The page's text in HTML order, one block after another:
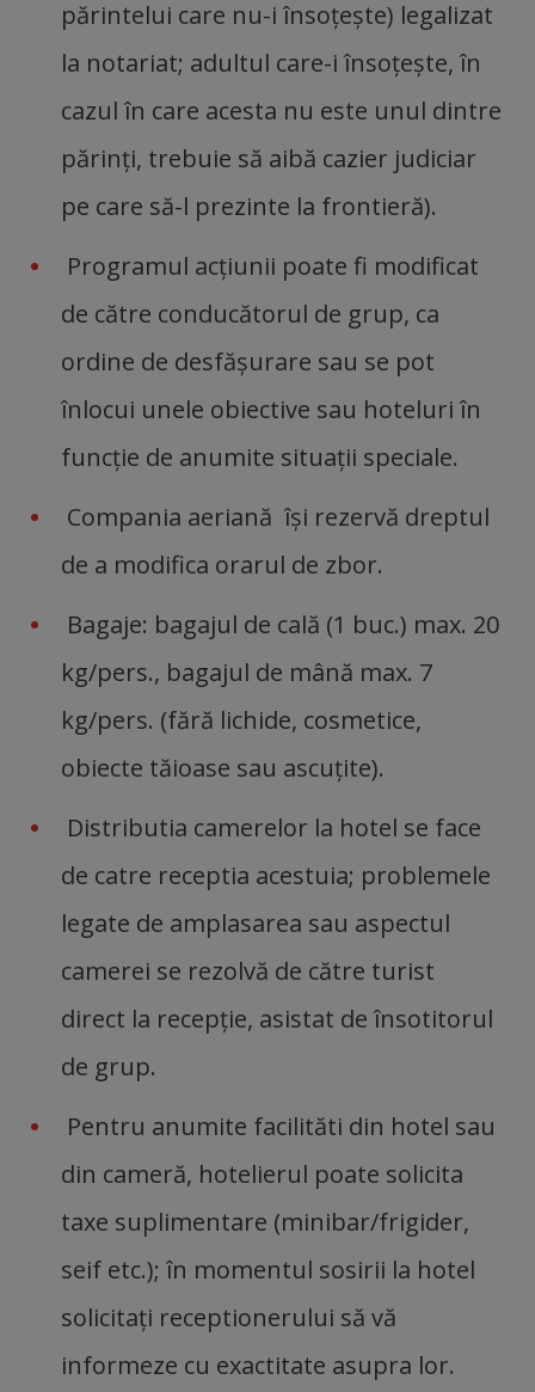
părintelui care nu-i însoţeşte) legalizat
la notariat; adultul care-i însoţeşte, în
cazul în care acesta nu este unul dintre
părinţi, trebuie să aibă cazier judiciar
pe care să-l prezinte la frontieră).
Programul acţiunii poate fi modificat
de către conducătorul de grup, ca
ordine de desfăşurare sau se pot
înlocui unele obiective sau hoteluri în
funcţie de anumite situaţii speciale.
Compania aeriană îşi rezervă dreptul
de a modifica orarul de zbor.
Bagaje: bagajul de cală (1 buc.) max. 20
kg/pers., bagajul de mână max. 7
kg/pers. (fără lichide, cosmetice,
obiecte tăioase sau ascuţite).
Distributia camerelor la hotel se face
de catre receptia acestuia; problemele
legate de amplasarea sau aspectul
camerei se rezolvă de către turist
direct la recepție, asistat de însotitorul
de grup.
Pentru anumite facilităti din hotel sau
din cameră, hotelierul poate solicita
taxe suplimentare (minibar/frigider,
seif etc.); în momentul sosirii la hotel
solicitați receptionerului să vă
informeze cu exactitate asupra lor.